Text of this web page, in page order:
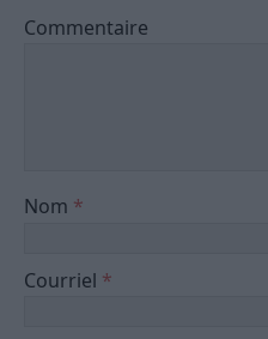
Commentaire
Nom *
Courriel *